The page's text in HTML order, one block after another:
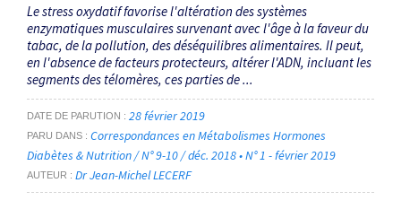
Le stress oxydatif favorise l'altération des systèmes
enzymatiques musculaires survenant avec l'âge à la faveur du
tabac, de la pollution, des déséquilibres alimentaires. Il peut,
en l'absence de facteurs protecteurs, altérer l'ADN, incluant les
segments des télomères, ces parties de ...
DATE DE PARUTION 28 février 2019
PARU DANS
Correspondances en Métabolismes Hormones
Diabètes & Nutrition / N° 9-10 / déc. 2018 • N° 1 - février 2019
AUTEUR Dr Jean-Michel LECERF